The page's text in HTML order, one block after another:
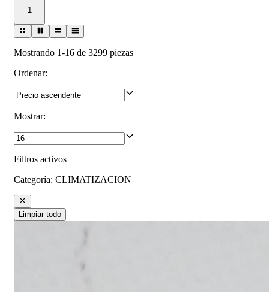
1
Mostrando 1-16 de 3299 piezas
Ordenar:
Mostrar:
Filtros activos
Categoría: CLIMATIZACION
Limpiar todo